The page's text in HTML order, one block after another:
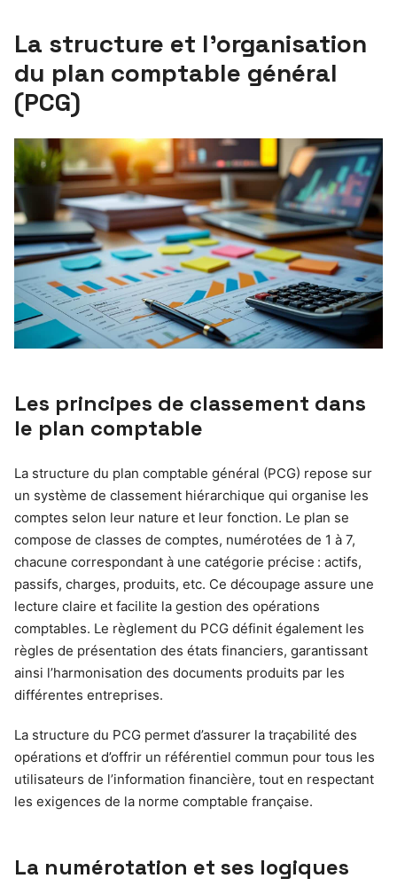
La structure et l’organisation
du plan comptable général
(PCG)
Les principes de classement dans
le plan comptable
La structure du plan comptable général (PCG) repose sur
un système de classement hiérarchique qui organise les
comptes selon leur nature et leur fonction. Le plan se
compose de classes de comptes, numérotées de 1 à 7,
chacune correspondant à une catégorie précise : actifs,
passifs, charges, produits, etc. Ce découpage assure une
lecture claire et facilite la gestion des opérations
comptables. Le règlement du PCG définit également les
règles de présentation des états financiers, garantissant
ainsi l’harmonisation des documents produits par les
différentes entreprises.
La structure du PCG permet d’assurer la traçabilité des
opérations et d’offrir un référentiel commun pour tous les
utilisateurs de l’information financière, tout en respectant
les exigences de la norme comptable française.
La numérotation et ses logiques